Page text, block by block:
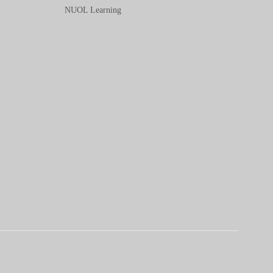
NUOL Learning